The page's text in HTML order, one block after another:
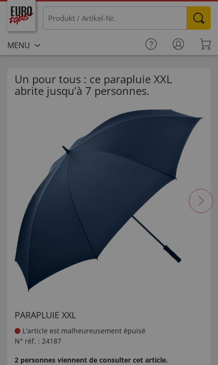
MENU
Un pour tous : ce parapluie XXL
abrite jusqu’à 7 personnes.
PARAPLUIE XXL
L'article est malheureusement épuisé
N° réf. : 24187
2 personnes viennent de consulter cet article.